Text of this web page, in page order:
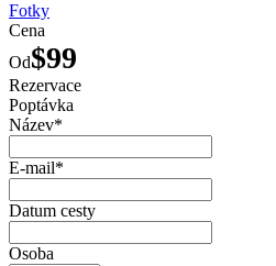
Fotky
Cena
Od$99
Rezervace
Poptávka
Název*
E-mail*
Datum cesty
Osoba